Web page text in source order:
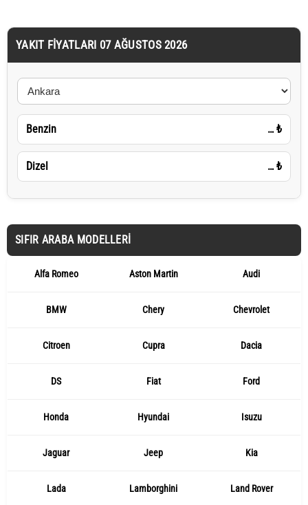
YAKIT FIYATLARI 07 AĞUSTOS 2026
Benzin … ₺
Dizel … ₺
SIFIR ARABA MODELLERI
Alfa Romeo Aston Martin Audi
BMW Chery Chevrolet
Citroen Cupra Dacia
DS Fiat Ford
Honda Hyundai Isuzu
Jaguar Jeep Kia
Lada Lamborghini Land Rover